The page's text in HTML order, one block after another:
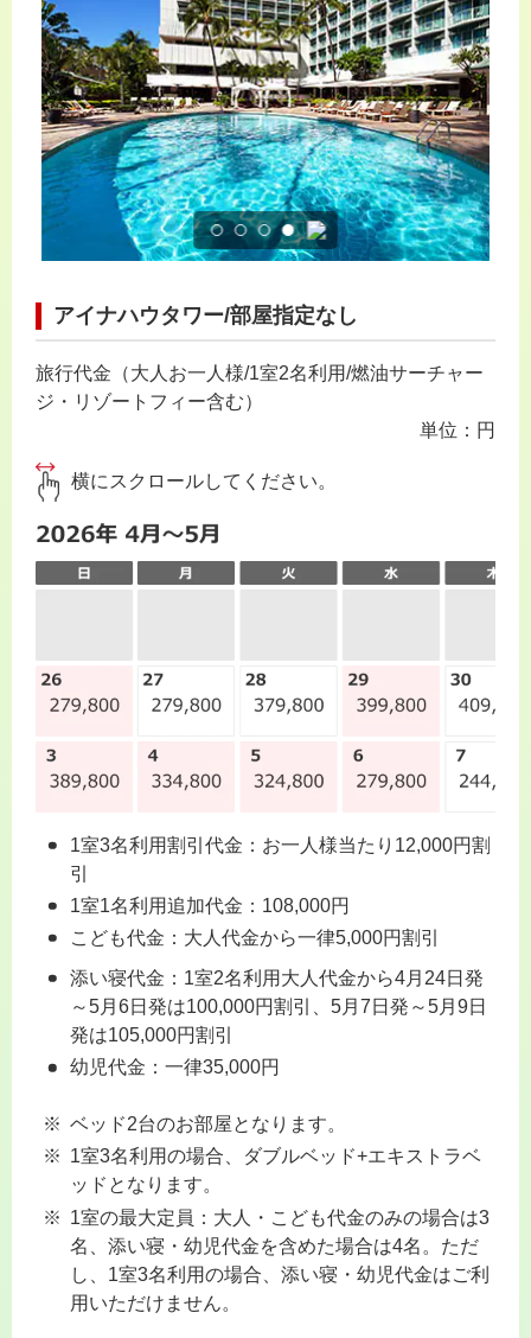
アイナハウタワー/部屋指定なし
旅行代金（大人お一人様/1室2名利用/燃油サーチャー
ジ・リゾートフィー含む）
単位：円
横にスクロールしてください。
1室3名利用割引代金：お一人様当たり12,000円割
引
1室1名利用追加代金：108,000円
こども代金：大人代金から一律5,000円割引
添い寝代金：1室2名利用大人代金から4月24日発
～5月6日発は100,000円割引、5月7日発～5月9日
発は105,000円割引
幼児代金：一律35,000円
ベッド2台のお部屋となります。
1室3名利用の場合、ダブルベッド+エキストラベ
ッドとなります。
1室の最大定員：大人・こども代金のみの場合は3
名、添い寝・幼児代金を含めた場合は4名。ただ
し、1室3名利用の場合、添い寝・幼児代金はご利
用いただけません。